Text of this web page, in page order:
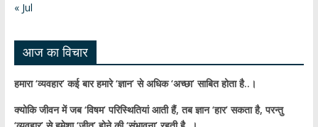
« Jul
आज का विचार
हमारा ‘व्यवहार’ कई बार हमारे ‘ज्ञान’ से अधिक ‘अच्छा’ साबित होता है..।
क्योकि जीवन में जब ‘विषम’ परिस्थितियां आती हैं,तब ज्ञान ‘हार’ सकता है,परन्तु